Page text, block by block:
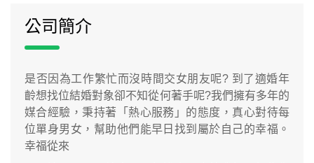
公司簡介
是否因為工作繁忙而沒時間交女朋友呢? 到了適婚年
齡想找位結婚對象卻不知從何著手呢?我們擁有多年的
媒合經驗，秉持著「熱心服務」的態度，真心對待每
位單身男女，幫助他們能早日找到屬於自己的幸福。
幸福從來